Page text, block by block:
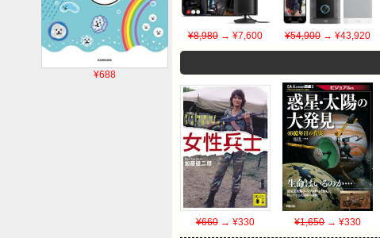
¥688
¥8,980 → ¥7,600 ¥54,900→ ¥43,920
¥660 → ¥330 ¥1,650→ ¥330